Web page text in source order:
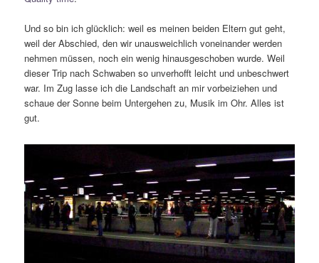
Und so bin ich glücklich: weil es meinen beiden Eltern gut geht,
weil der Abschied, den wir unausweichlich voneinander werden
nehmen müssen, noch ein wenig hinausgeschoben wurde. Weil
dieser Trip nach Schwaben so unverhofft leicht und unbeschwert
war. Im Zug lasse ich die Landschaft an mir vorbeiziehen und
schaue der Sonne beim Untergehen zu, Musik im Ohr. Alles ist
gut.